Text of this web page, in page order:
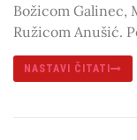
Božicom Galinec,
Ružicom Anušić.
NASTAVI ČITATI